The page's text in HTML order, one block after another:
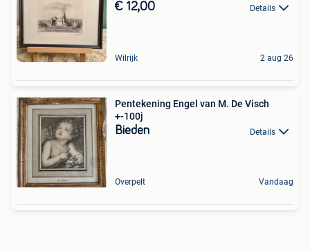
€ 12,00 Details
Wilrijk 2 aug 26
Pentekening Engel van M. De Visch
+-100j
Bieden Details
Overpelt Vandaag